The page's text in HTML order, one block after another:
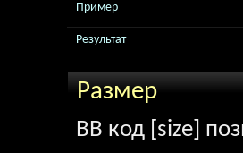
Пример
Результат
Размер
BB код [size]